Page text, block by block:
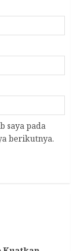
saya pada
berikutnya.